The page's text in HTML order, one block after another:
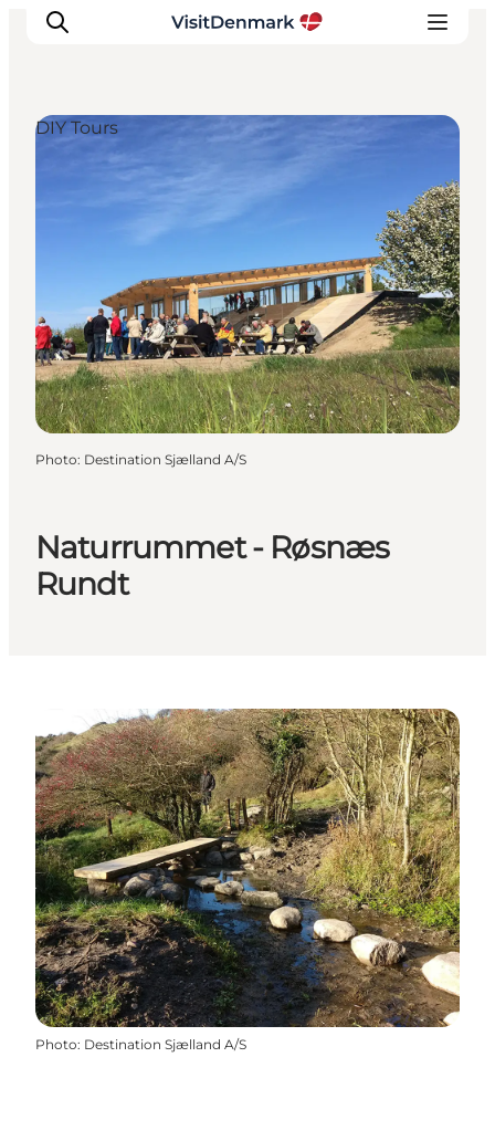
Inspiration
Destinations
Accommodation
Plan your trip
Events
Naturrummet - Røsnæs
Rundt
DIY Tours
Photo: Destination Sjælland A/S
Photo: Destination Sjælland A/S